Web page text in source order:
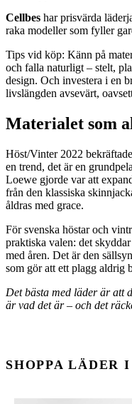
Cellbes har prisvärda
raka modeller som fyller
Tips vid köp: Känn på
och falla naturligt – stelt,
design. Och investera i en
livslängden avsevärt,
Materialet som
Höst/Vinter 2022
en trend, det är en
Loewe gjorde var att
från den klassiska
åldras med grace.
För svenska höstar och
praktiska valen: det
med åren. Det är den
som gör att ett plagg aldrig
Det bästa med läder är att
är vad det är – och det
SHOPPA LÄDER